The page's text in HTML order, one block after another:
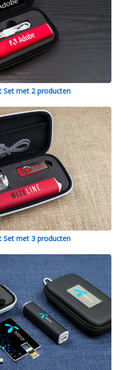
Set met 2 producten
Set met 3 producten